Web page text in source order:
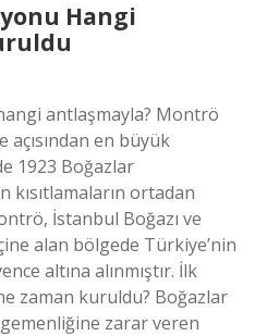
Hangi
antlaşmayla? Montrö
açısından en büyük
1923 Boğazlar
kısıtlamaların ortadan
İstanbul Boğazı ve
alan bölgede Türkiye’nin
altına alınmıştır. İlk
zaman kuruldu? Boğazlar
zarar veren